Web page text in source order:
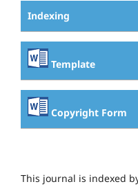
Indexing
Template
Copyright Form
This journal is indexed